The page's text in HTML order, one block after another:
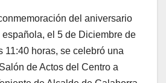
del aniversario
el 5 de Diciembre de
11:40 horas, se celebró una
de Actos del Centro a